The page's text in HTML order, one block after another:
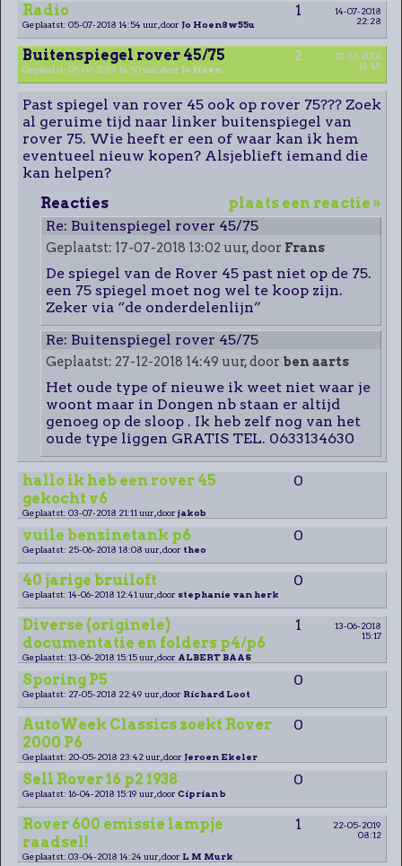
Radio 1
14-07-2018
22:28
Geplaatst: 05-07-2018 14:54 uur, door Jo Hoen8w55u
Buitenspiegel rover 45/75 2
27-12-2018
14:49
Geplaatst: 05-07-2018 14:50 uur, door Jo Hoen
Past spiegel van rover 45 ook op rover 75??? Zoek
al geruime tijd naar linker buitenspiegel van
rover 75. Wie heeft er een of waar kan ik hem
eventueel nieuw kopen? Alsjeblieft iemand die
kan helpen?
plaats een reactie »
Reacties
Re: Buitenspiegel rover 45/75
Geplaatst: 17-07-2018 13:02 uur, door Frans
De spiegel van de Rover 45 past niet op de 75.
een 75 spiegel moet nog wel te koop zijn.
Zeker via “de onderdelenlijn”
Re: Buitenspiegel rover 45/75
Geplaatst: 27-12-2018 14:49 uur, door ben aarts
Het oude type of nieuwe ik weet niet waar je
woont maar in Dongen nb staan er altijd
genoeg op de sloop . Ik heb zelf nog van het
oude type liggen GRATIS TEL. 0633134630
hallo ik heb een rover 45
gekocht v6
0
Geplaatst: 03-07-2018 21:11 uur, door jakob
vuile benzinetank p6 0
Geplaatst: 25-06-2018 18:08 uur, door theo
40 jarige bruiloft 0
Geplaatst: 14-06-2018 12:41 uur, door stephanie van herk
Diverse (originele)
documentatie en folders p4/p6
1
13-06-2018
15:17
Geplaatst: 13-06-2018 15:15 uur, door ALBERT BAAS
Sporing P5 0
Geplaatst: 27-05-2018 22:49 uur, door Richard Loot
AutoWeek Classics zoekt Rover
2000 P6
0
Geplaatst: 20-05-2018 23:42 uur, door Jeroen Ekeler
Sell Rover 16 p2 1938 0
Geplaatst: 16-04-2018 15:19 uur, door Ciprian b
Rover 600 emissie lampje
raadsel!
1
22-05-2019
08:12
Geplaatst: 03-04-2018 14:24 uur, door L M Murk